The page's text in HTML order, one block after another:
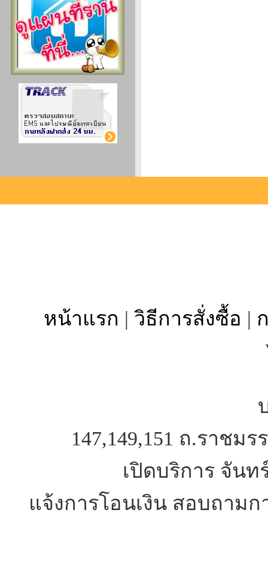
หน้าแรก | วิธีการสั่งซื้อ |
147,149,151 ถ.ราชม
เปิดบริการ จันท
แจ้งการโอนเงิน สอบถามก